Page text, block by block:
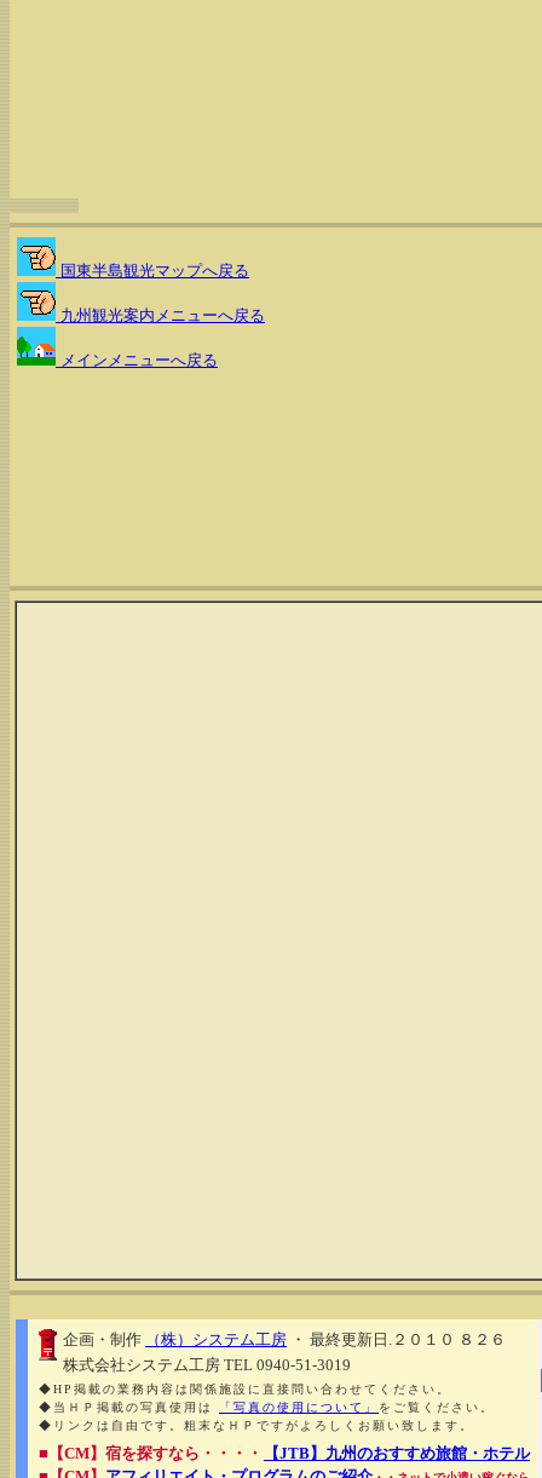
国東半島観光マップへ戻る
九州観光案内メニューへ戻る
メインメニューへ戻る
企画・制作 （株）システム工房 ・ 最終更新日.２０１０ ８２６
株式会社システム工房 TEL 0940-51-3019
◆HP掲載の業務内容は関係施設に直接問い合わせてください。
◆当ＨＰ掲載の写真使用は
「写真の使用について」 をご覧ください。
◆リンクは自由です。粗末なＨＰですがよろしくお願い致します。
■【CM】宿を探すなら・・・・
【JTB】九州のおすすめ旅館・ホテル